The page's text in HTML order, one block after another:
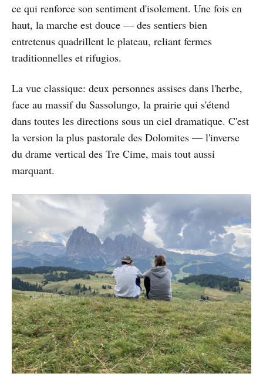
ce qui renforce son sentiment d'isolement. Une fois en
haut, la marche est douce — des sentiers bien
entretenus quadrillent le plateau, reliant fermes
traditionnelles et rifugios.
La vue classique: deux personnes assises dans l'herbe,
face au massif du Sassolungo, la prairie qui s'étend
dans toutes les directions sous un ciel dramatique. C'est
la version la plus pastorale des Dolomites — l'inverse
du drame vertical des Tre Cime, mais tout aussi
marquant.